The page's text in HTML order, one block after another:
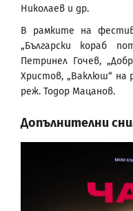
Николаев и др.
В рамките на
„Български кораб
Петринел Гочев,
Христов, „Ваклюш“ на
реж. Тодор Мацанов.
Допълнителни